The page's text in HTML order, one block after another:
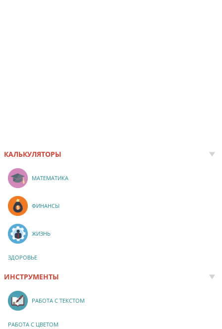
КАЛЬКУЛЯТОРЫ
МАТЕМАТИКА
ФИНАНСЫ
ЖИЗНЬ
ЗДОРОВЬЕ
ИНСТРУМЕНТЫ
РАБОТА С ТЕКСТОМ
РАБОТА С ЦВЕТОМ